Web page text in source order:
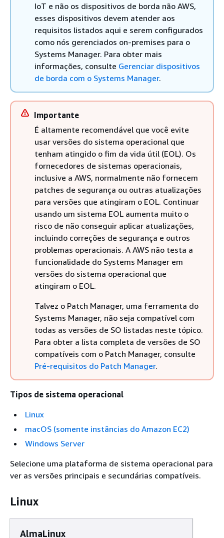
IoT e não os dispositivos de borda não AWS,
esses dispositivos devem atender aos
requisitos listados aqui e serem configurados
como nós gerenciados on-premises para o
Systems Manager. Para obter mais
informações, consulte Gerenciar dispositivos
de borda com o Systems Manager.
Importante
É altamente recomendável que você evite
usar versões do sistema operacional que
tenham atingido o fim da vida útil (EOL). Os
fornecedores de sistemas operacionais,
inclusive a AWS, normalmente não fornecem
patches de segurança ou outras atualizações
para versões que atingiram o EOL. Continuar
usando um sistema EOL aumenta muito o
risco de não conseguir aplicar atualizações,
incluindo correções de segurança e outros
problemas operacionais. A AWS não testa a
funcionalidade do Systems Manager em
versões do sistema operacional que
atingiram o EOL.
Talvez o Patch Manager, uma ferramenta do
Systems Manager, não seja compatível com
todas as versões de SO listadas neste tópico.
Para obter a lista completa de versões de SO
compatíveis com o Patch Manager, consulte
Pré-requisitos do Patch Manager.
Tipos de sistema operacional
Linux
macOS (somente instâncias do Amazon EC2)
Windows Server
Selecione uma plataforma de sistema operacional para
ver as versões principais e secundárias compatíveis.
Linux
AlmaLinux